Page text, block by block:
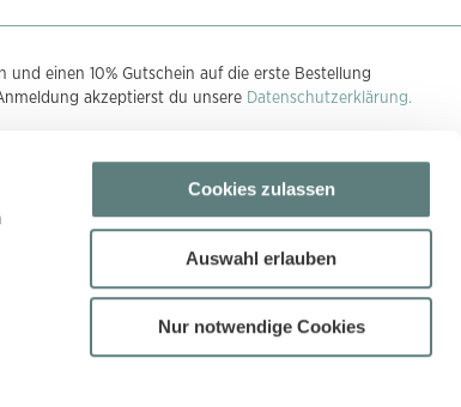
Cookies zulassen
Auswahl erlauben
Nur notwendige Cookies
einen 10% Gutschein auf die erste Bestellung
akzeptierst du unsere Datenschutzerklärung.